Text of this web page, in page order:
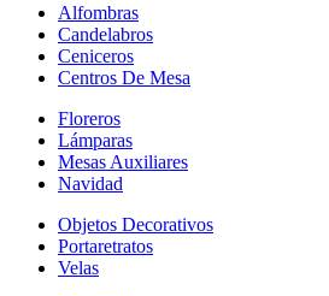
Alfombras
Candelabros
Ceniceros
Centros De Mesa
Floreros
Lámparas
Mesas Auxiliares
Navidad
Objetos Decorativos
Portaretratos
Velas